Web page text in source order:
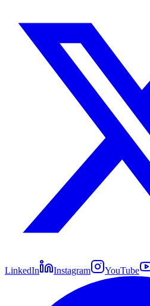
LinkedIn Instagram YouTube